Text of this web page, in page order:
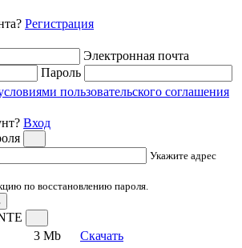
Регистрация
Электронная почта
Пароль
пользовательского соглашения
Вход
Укажите адрес
по восстановлению пароля.
3 Mb
Скачать